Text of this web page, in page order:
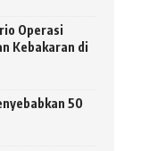
Operasi
Kebakaran di
50